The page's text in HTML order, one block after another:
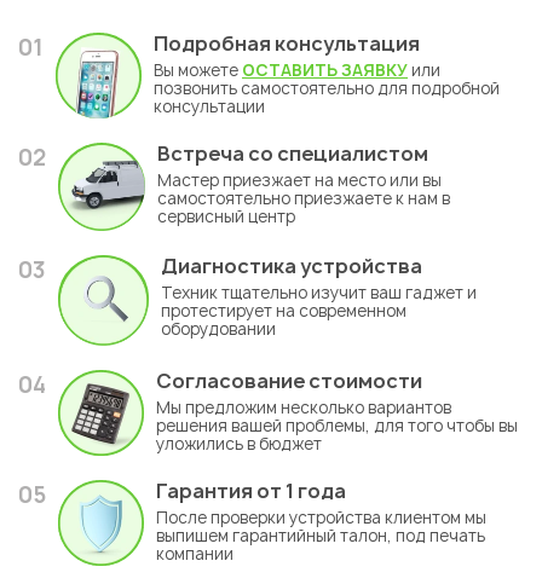
01 Подробная консультация
Вы можете ОСТАВИТЬ ЗАЯВКУ или
позвонить самостоятельно для подробной
консультации
02 Встреча со специалистом
Мастер приезжает на место или вы
самостоятельно приезжаете к нам в
сервисный центр
03 Диагностика устройства
Техник тщательно изучит ваш гаджет и
протестирует на современном
оборудовании
04 Согласование стоимости
Мы предложим несколько вариантов
решения вашей проблемы, для того чтобы вы
уложились в бюджет
05 Гарантия от 1 года
После проверки устройства клиентом мы
выпишем гарантийный талон, под печать
компании